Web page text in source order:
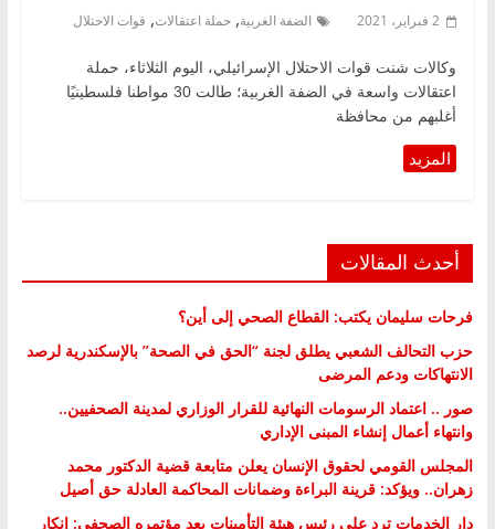
2 فبراير، 2021 الضفة الغربية, حملة اعتقالات, قوات الاحتلال
وكالات شنت قوات الاحتلال الإسرائيلي، اليوم الثلاثاء، حملة
اعتقالات واسعة في الضفة الغربية؛ طالت 30 مواطنا فلسطينيًا
أغلبهم من محافظة
أحدث المقالات
فرحات سليمان يكتب: القطاع الصحي إلى أين؟
حزب التحالف الشعبي يطلق لجنة “الحق في الصحة” بالإسكندرية لرصد
الانتهاكات ودعم المرضى
صور .. اعتماد الرسومات النهائية للقرار الوزاري لمدينة الصحفيين..
وانتهاء أعمال إنشاء المبنى الإداري
المجلس القومي لحقوق الإنسان يعلن متابعة قضية الدكتور محمد
زهران.. ويؤكد: قرينة البراءة وضمانات المحاكمة العادلة حق أصيل
دار الخدمات ترد على رئيس هيئة التأمينات بعد مؤتمره الصحفي: إنكار